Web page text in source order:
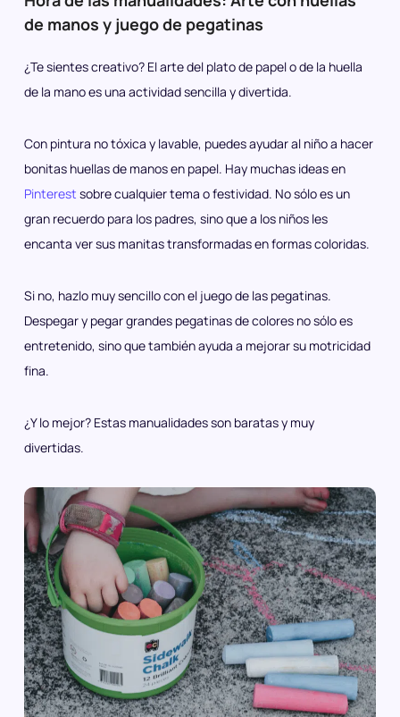
de manos y juego de pegatinas
¿Te sientes creativo? El arte del plato de papel o de la huella
de la mano es una actividad sencilla y divertida.
Con pintura no tóxica y lavable, puedes ayudar al niño a hacer
bonitas huellas de manos en papel. Hay muchas ideas en
Pinterest sobre cualquier tema o festividad. No sólo es un
gran recuerdo para los padres, sino que a los niños les
encanta ver sus manitas transformadas en formas coloridas.
Si no, hazlo muy sencillo con el juego de las pegatinas.
Despegar y pegar grandes pegatinas de colores no sólo es
entretenido, sino que también ayuda a mejorar su motricidad
fina.
¿Y lo mejor? Estas manualidades son baratas y muy
divertidas.